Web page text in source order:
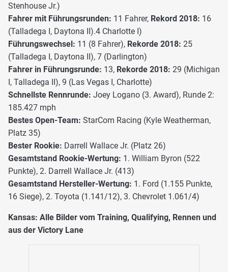
Stenhouse Jr.)
Fahrer mit Führungsrunden: 11 Fahrer, Rekord 2018: 16
(Talladega I, Daytona II).4 Charlotte I)
Führungswechsel: 11 (8 Fahrer), Rekorde 2018: 25
(Talladega I, Daytona II), 7 (Darlington)
Fahrer in Führungsrunde: 13, Rekorde 2018: 29 (Michigan
I, Talladega II), 9 (Las Vegas I, Charlotte)
Schnellste Rennrunde: Joey Logano (3. Award), Runde 2:
185.427 mph
Bestes Open-Team: StarCom Racing (Kyle Weatherman,
Platz 35)
Bester Rookie: Darrell Wallace Jr. (Platz 26)
Gesamtstand Rookie-Wertung: 1. William Byron (522
Punkte), 2. Darrell Wallace Jr. (413)
Gesamtstand Hersteller-Wertung: 1. Ford (1.155 Punkte,
16 Siege), 2. Toyota (1.141/12), 3. Chevrolet 1.061/4)
Kansas: Alle Bilder vom Training, Qualifying, Rennen und
aus der Victory Lane